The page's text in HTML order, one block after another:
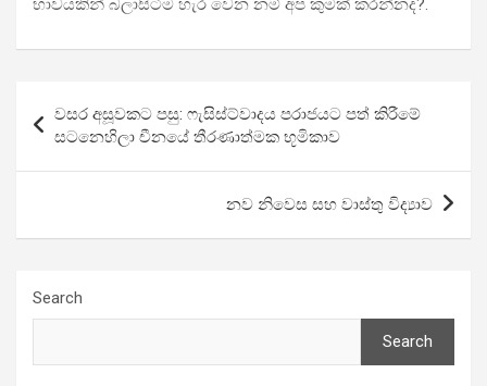
භාව­ය­කින් බලා­සි­ටීම හැර වෙන නම් අප කුමක් කර­න්නද?.
navigation
වසර අසූවකට පසු: ෆැසිස්ට්වාදය පරාජයට පත් කිරීමේ
සටනෙහිලා චීනයේ තීරණාත්මක භූමිකාව
නව නිවෙස සහ වාස්තු විද්‍යාව
Search
Search